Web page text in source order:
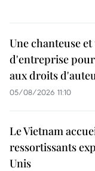
Une chanteuse
d'entreprise
aux droits
05/08/2026 11:10
Le Vietnam
ressortissants
Unis